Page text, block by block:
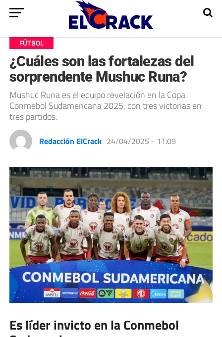
FÚTBOL
¿Cuáles son las fortalezas del
sorprendente Mushuc Runa?
Mushuc Runa es el equipo revelación en la Copa
Conmebol Sudamericana 2025, con tres victorias en
tres partidos.
Redacción ElCrack 24/04/2025 - 11:09
Es líder invicto en la Conmebol